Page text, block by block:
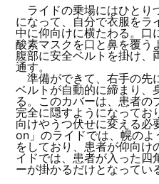
ライドの乗場にはひとり
になって、自分で衣服をラ
中に仰向けに横たわる。口
酸素マスクを口と鼻を覆う
腹部に安全ベルトを掛け、
通す。
準備ができて、右手の先
ベルトが自動的に締まり、
る。このカバーは、患者の
完全に隠すようになってお
向けやうつ伏せに変える
on」のライドでは、幌の
をしており、患者が仰向
イドでは、患者が入った四
ーが掛かるだけとなってい